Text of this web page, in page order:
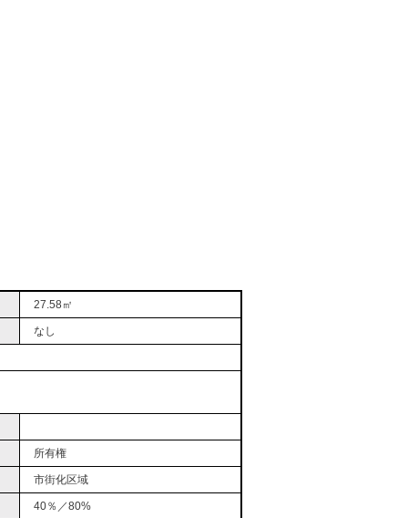
27.58㎡
なし
所有権
市街化区域
40％／80%